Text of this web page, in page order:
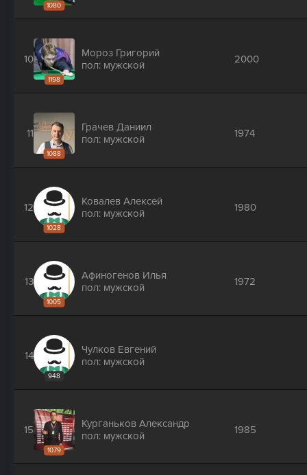
1080
10
1198
Мороз Григорий
пол: мужской
2000
11
1088
Грачев Даниил
пол: мужской
1974
12
1028
Ковалев Алексей
пол: мужской
1980
13
1005
Афиногенов Илья
пол: мужской
1972
14
948
Чулков Евгений
пол: мужской
15
1079
Курганьков Александр
пол: мужской
1985